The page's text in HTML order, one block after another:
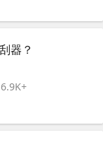
器？
6.9K+